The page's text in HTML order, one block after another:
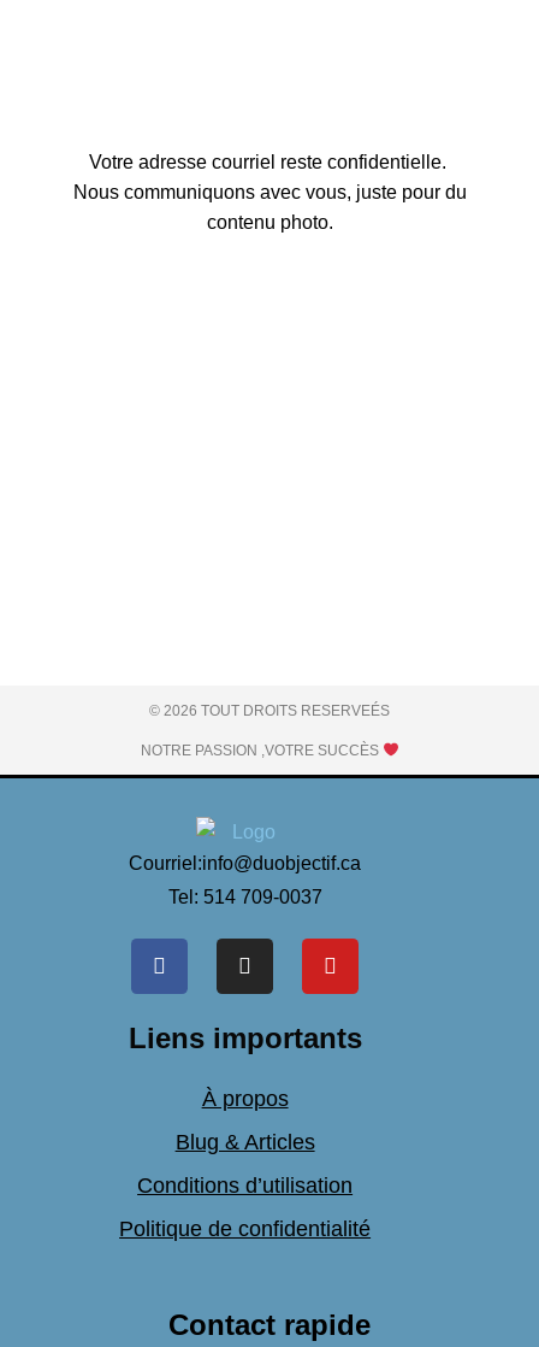
Votre adresse courriel reste confidentielle.
Nous communiquons avec vous, juste pour du
contenu photo.
© 2026 TOUT DROITS RESERVEÉS
NOTRE PASSION ,VOTRE SUCCÈS
Courriel:info@duobjectif.ca
Tel: 514 709-0037
Liens importants
À propos
Blug & Articles
Conditions d’utilisation
Politique de confidentialité
Contact rapide